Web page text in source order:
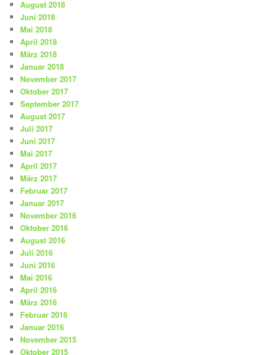
August 2018
Juni 2018
Mai 2018
April 2018
März 2018
Januar 2018
November 2017
Oktober 2017
September 2017
August 2017
Juli 2017
Juni 2017
Mai 2017
April 2017
März 2017
Februar 2017
Januar 2017
November 2016
Oktober 2016
August 2016
Juli 2016
Juni 2016
Mai 2016
April 2016
März 2016
Februar 2016
Januar 2016
November 2015
Oktober 2015